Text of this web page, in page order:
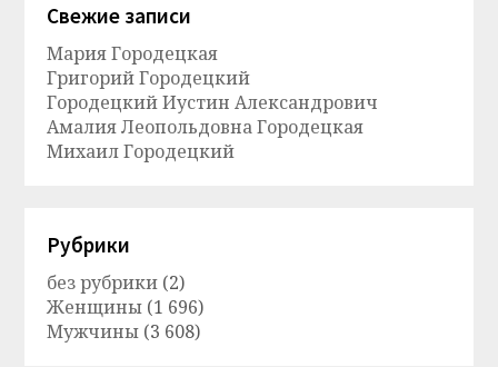
Свежие записи
Мария Городецкая
Григорий Городецкий
Городецкий Иустин Александрович
Амалия Леопольдовна Городецкая
Михаил Городецкий
Рубрики
без рубрики (2)
Женщины (1 696)
Мужчины (3 608)